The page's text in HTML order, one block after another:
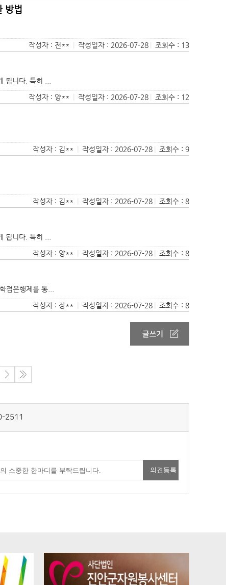
방법
작성자 : 전**
작성일자 : 2026-07-28 조회수 : 13
됩니다. 특히 ...
작성자 : 양**
작성일자 : 2026-07-28 조회수 : 12
작성자 : 김**
작성일자 : 2026-07-28 조회수 : 9
작성자 : 김**
작성일자 : 2026-07-28 조회수 : 8
됩니다. 특히 ...
작성자 : 양**
작성일자 : 2026-07-28 조회수 : 8
은행제를 통...
작성자 : 장**
작성일자 : 2026-07-28 조회수 : 8
2511